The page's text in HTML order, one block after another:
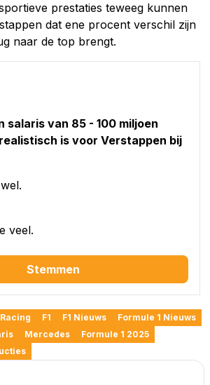
prestaties teweeg kunnen
dat ene procent verschil zijn
naar de top brengt.
salaris van 85 - 100 miljoen
is voor Verstappen bij
veel.
Stemmen
F1 F1 Nieuws
Formule 1 Nieuws
Mercedes
Formule 1 2025